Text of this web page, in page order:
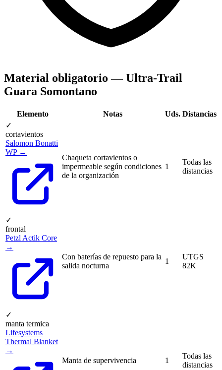
Material obligatorio — Ultra-Trail
Guara Somontano
Elemento Notas Uds. Distancias
✓
cortavientos
Salomon Bonatti
WP →
Chaqueta cortavientos o
impermeable según condiciones
de la organización
1
Todas las
distancias
✓
frontal
Petzl Actik Core
→
Con baterías de repuesto para la
salida nocturna
1
UTGS
82K
✓
manta termica
Lifesystems
Thermal Blanket
→
Manta de supervivencia
1
Todas las
distancias